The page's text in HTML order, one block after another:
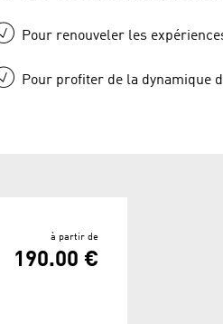
Pour renouveler les
Pour profiter de la dynamique
à partir de
190.00 €